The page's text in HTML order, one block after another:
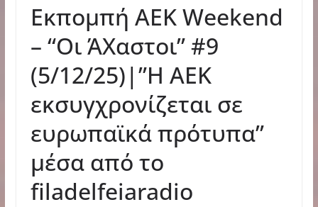
Εκπομπή ΑΕΚ Weekend
– “Οι ΆΧαστοι” #9
(5/12/25)|”Η ΑΕΚ
εκσυγχρονίζεται σε
ευρωπαϊκά πρότυπα”
μέσα από το
filadelfeiaradio